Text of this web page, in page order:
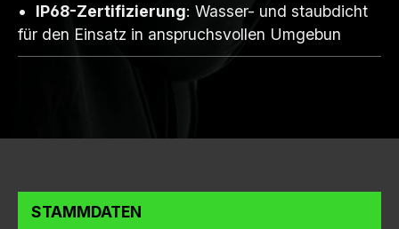
IP68-Zertifizierung: Wasser- und staubdicht
für den Einsatz in anspruchsvollen Umgebun
STAMMDATEN